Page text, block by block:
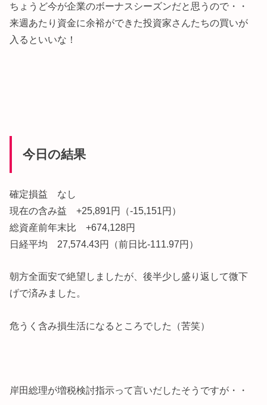
ちょうど今が企業のボーナスシーズンだと思うので・・
来週あたり資金に余裕ができた投資家さんたちの買いが
入るといいな！
今日の結果
確定損益 なし
現在の含み益 +25,891円（-15,151円）
総資産前年末比 +674,128円
日経平均 27,574.43円（前日比-111.97円）
朝方全面安で絶望しましたが、後半少し盛り返して微下
げで済みました。
危うく含み損生活になるところでした（苦笑）
岸田総理が増税検討指示って言いだしたそうですが・・